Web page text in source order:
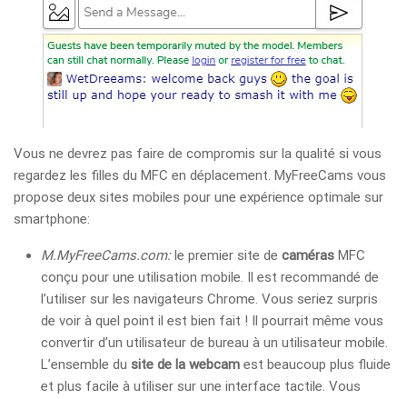
Vous ne devrez pas faire de compromis sur la qualité si vous
regardez les filles du MFC en déplacement. MyFreeCams vous
propose deux sites mobiles pour une expérience optimale sur
smartphone:
M.MyFreeCams.com:le premier site de caméras MFC
conçu pour une utilisation mobile. Il est recommandé de
l’utiliser sur les navigateurs Chrome. Vous seriez surpris
de voir à quel point il est bien fait ! Il pourrait même vous
convertir d’un utilisateur de bureau à un utilisateur mobile.
L’ensemble du site de la webcam est beaucoup plus fluide
et plus facile à utiliser sur une interface tactile. Vous